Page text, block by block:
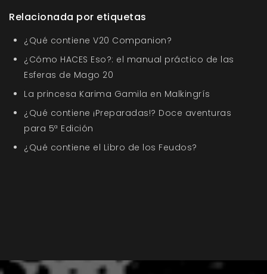
Relacionada por etiquetas
¿Qué contiene V20 Companion?
¿Cómo HACES Eso?: el manual práctico de las
Esferas de Mago 20
La princesa Karima Gamila en Malkingrís
¿Qué contiene ¡Preparadas!? Doce aventuras
para 5ª Edición
¿Qué contiene el Libro de los Feudos?